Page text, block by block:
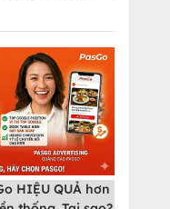
HIỆU QUẢ hơn